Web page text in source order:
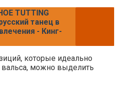
TUTTING
танец в
- Кинг-
которые идеально
вальса, можно выделить